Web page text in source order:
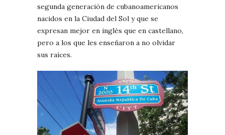
segunda generación de cubanoamericanos
nacidos en la Ciudad del Sol y que se
expresan mejor en inglés que en castellano,
pero a los que les enseñaron a no olvidar
sus raíces.